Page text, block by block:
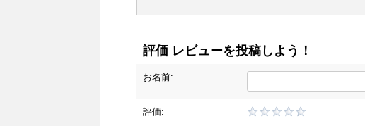
評価 レビューを投稿しよう！
お名前:
評価: